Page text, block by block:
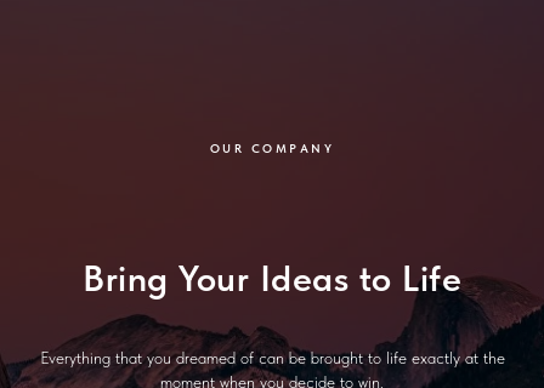
OUR COMPANY
Bring Your Ideas to Life
Everything that you dreamed of can be brought to life exactly at the
moment when you decide to win.